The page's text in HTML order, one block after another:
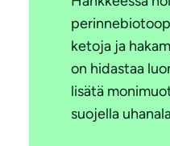
ketoja ja
on hidastaa
lisätä
suojella